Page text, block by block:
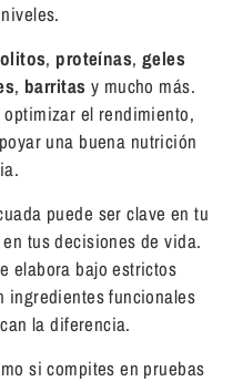
, proteínas,geles
, barritas y mucho más.
el rendimiento,
una buena nutrición
puede ser clave en tu
tus decisiones de vida.
elabora bajo estrictos
ingredientes funcionales
la diferencia.
si compites en pruebas